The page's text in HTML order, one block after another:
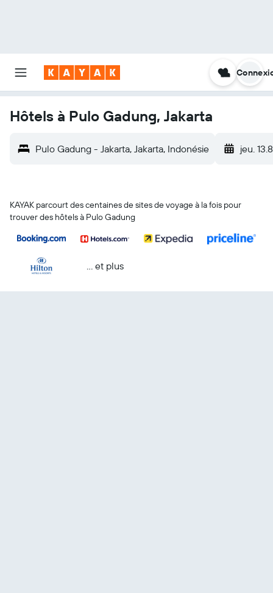
Hôtels à Pulo Gadung, Jakarta
Pulo Gadung - Jakarta, Jakarta, Indonésie jeu.
KAYAK parcourt des centaines de sites de voyage à la fois pour
trouver des hôtels à Pulo Gadung
… et plus